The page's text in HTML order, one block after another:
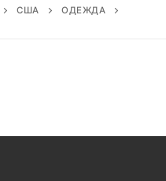
США
ОДЕЖДА